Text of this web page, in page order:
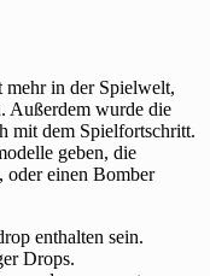
mehr in der Spielwelt,
Außerdem wurde die
mit dem Spielfortschritt.
geben, die
oder einen Bomber
enthalten sein.
Drops.